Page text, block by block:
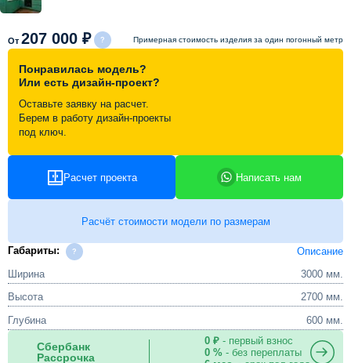
Контакты
От 207 000 ₽ Примерная стоимость изделия за один погонный метр
Понравилась модель?
Или есть дизайн-проект?
Оставьте заявку на расчет.
Берем в работу дизайн-проекты
под ключ.
Расчет проекта Написать нам
Расчёт стоимости модели по размерам
Габариты:
Описание
Ширина
3000 мм.
Высота
2700 мм.
Глубина
600 мм.
Сбербанк
Рассрочка
0 ₽- первый взнос
0 %- без переплаты